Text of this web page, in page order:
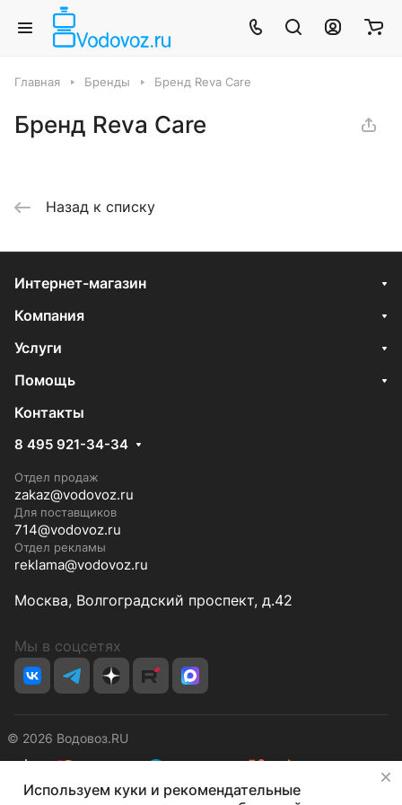
Главная Бренды Бренд Reva Care
Бренд Reva Care
Назад к списку
Интернет-магазин
Компания
Услуги
Помощь
Контакты
8 495 921-34-34
Отдел продаж
zakaz@vodovoz.ru
Для поставщиков
714@vodovoz.ru
Отдел рекламы
reklama@vodovoz.ru
Москва, Волгоградский проспект, д.42
Мы в соцсетях
© 2026 Водовоз.RU
КонфиденциальностьОферта
Используем куки и рекомендательные